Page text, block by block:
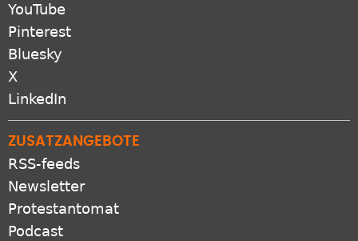
YouTube
Pinterest
Bluesky
X
LinkedIn
ZUSATZANGEBOTE
RSS-feeds
Newsletter
Protestantomat
Podcast